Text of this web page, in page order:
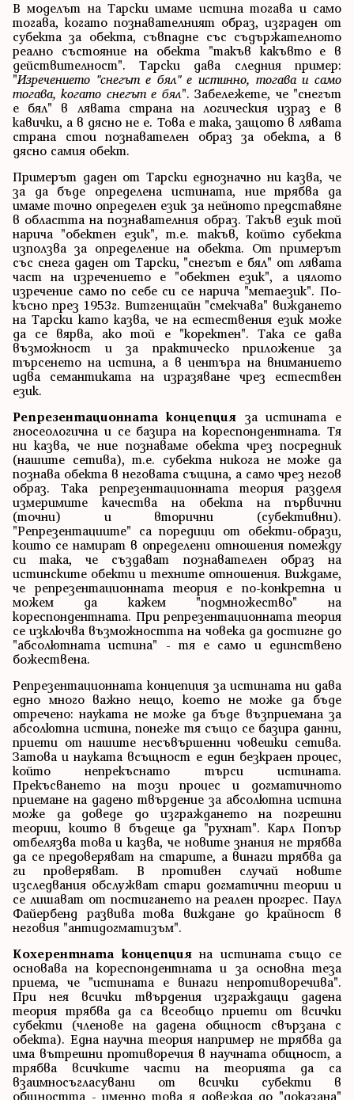
В моделът на Тарски имаме истина тогава и само
тогава, когато познавателният образ, изграден от
субекта за обекта, съвпадне със съдържателното
реално състояние на обекта "такъв какъвто е в
действителност". Тарски дава следния пример:
"Изречението "снегът е бял" е истинно, тогава и само
тогава, когато снегът е бял". Забележете, че "снегът
е бял" в лявата страна на логическия израз е в
кавички, а в дясно не е. Това е така, защото в лявата
страна стои познавателен образ за обекта, а в
дясно самия обект.
Примерът даден от Тарски еднозначно ни казва, че
за да бъде определена истината, ние трябва да
имаме точно определен език за нейното представяне
в областта на познавателния образ. Такъв език той
нарича "обектен език", т.е. такъв, който субекта
използва за определение на обекта. От примерът
със снега даден от Тарски, "снегът е бял" от лявата
част на изречението е "обектен език", а цялото
изречение само по себе си се нарича "метаезик". По-
късно през 1953г. Витгенщайн "смекчава" виждането
на Тарски като казва, че на естествения език може
да се вярва, ако той е "коректен". Така се дава
възможност и за практическо приложение за
търсенето на истина, а в центъра на вниманието
идва семантиката на изразяване чрез естествен
език.
Репрезентационната концепция за истината е
гносеологична и се базира на кореспондентната. Тя
ни казва, че ние познаваме обекта чрез посредник
(нашите сетива), т.е. субекта никога не може да
познава обекта в неговата същина, а само чрез негов
образ. Така репрезентационната теория разделя
измеримите качества на обекта на първични
(точни) и вторични (субективни).
"Репрезентациите" са поредици от обекти-образи,
които се намират в определени отношения помежду
си така, че създават познавателен образ на
истинските обекти и техните отношения. Виждаме,
че репрезентационната теория е по-конкретна и
можем да кажем "подмножество" на
кореспондентната. При репрезентационната теория
се изключва възможността на човека да достигне до
"абсолютната истина" - тя е само и единствено
божествена.
Репрезентационната концепция за истината ни дава
едно много важно нещо, което не може да бъде
отречено: науката не може да бъде възприемана за
абсолютна истина, понеже тя също се базира данни,
приети от нашите несъвършенни човешки сетива.
Затова и науката всъщност е един безкраен процес,
който непрекъснато търси истината.
Прекъсването на този процес и догматичното
приемане на дадено твърдение за абсолютна истина
може да доведе до изграждането на погрешни
теории, които в бъдеще да "рухнат". Карл Попър
отбелязва това и казва, че новите знания не трябва
да се предоверяват на старите, а винаги трябва да
ги проверяват. В противен случай новите
изследвания обслужват стари догматични теории и
се лишават от постигането на реален прогрес. Паул
Файербенд развива това виждане до крайност в
неговия "антидогматизъм".
Кохерентната концепцияна истината също се
основава на кореспондентната и за основна теза
приема, че "истината е винаги непротиворечива".
При нея всички твърдения изграждащи дадена
теория трябва да са всеобщо приети от всички
субекти (членове на дадена общност свързана с
обекта). Една научна теория например не трябва да
има вътрешни противоречия в научната общност, а
трябва всичките части на теорията да са
взаимносъгласувани от всички субекти в
общността - именно това я довежда до "доказана"